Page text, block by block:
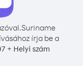
Suriname
írja be a
+ Helyi szám